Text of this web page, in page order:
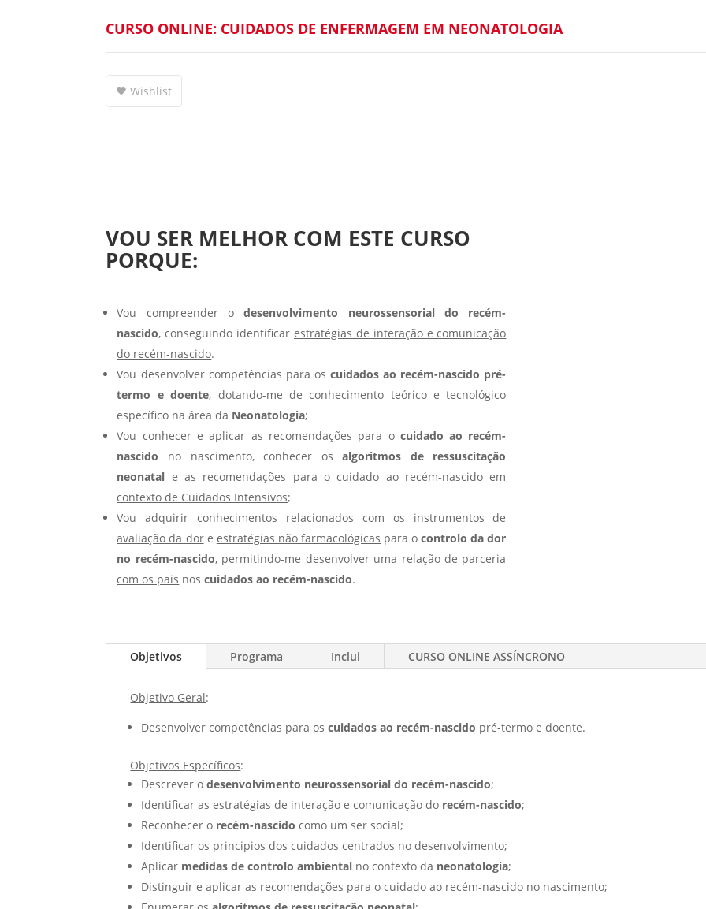
CURSO ONLINE: CUIDADOS DE ENFERMAGEM EM NEONATOLOGIA
Wishlist
VOU SER MELHOR COM ESTE CURSO
PORQUE:
Vou compreender odesenvolvimento neurossensorial do recém-
nascido, conseguindo identificar estratégias de interação e comunicação
do recém-nascido.
Vou desenvolver competências para oscuidados ao recém-nascido pré-
termo e doente, dotando-me de conhecimento teórico e tecnológico
específico na área da Neonatologia;
Vou conhecer e aplicar as recomendações para o cuidado ao recém-
nascido no nascimento, conhecer osalgoritmos de ressuscitação
neonatal e as recomendações para o cuidado ao recém-nascido em
contexto de Cuidados Intensivos;
Vou adquirir conhecimentos relacionados com os instrumentos de
avaliação da dore estratégias não farmacológicas para ocontrolo da dor
no recém-nascido, permitindo-me desenvolver uma relação de parceria
com os pais noscuidados ao recém-nascido.
Objetivos Programa Inclui CURSO ONLINE ASSÍNCRONO
Objetivo Geral:
Desenvolver competências para oscuidados ao recém-nascido pré-termo e doente.
Objetivos Específicos:
Descrever odesenvolvimento neurossensorial do recém-nascido;
Identificar asestratégias de interação e comunicação do recém-nascido;
Reconhecer o recém-nascido como um ser social;
Identificar os principios doscuidados centrados no desenvolvimento;
Aplicar medidas de controlo ambiental no contexto da neonatologia;
Distinguir e aplicar as recomendações para ocuidado ao recém-nascido no nascimento;